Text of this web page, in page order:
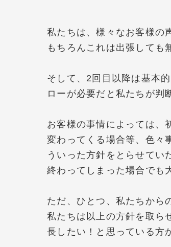
私たちは、様々なお客様の
もちろんこれは出張しても
そして、2回目以降は基本
ローが必要だと私たちが判
お客様の事情によっては、
変わってくる場合等、色々
ういった方針をとらせてい
終わってしまった場合でも
ただ、ひとつ、私たちから
私たちは以上の方針を取ら
長したい！と思っている方